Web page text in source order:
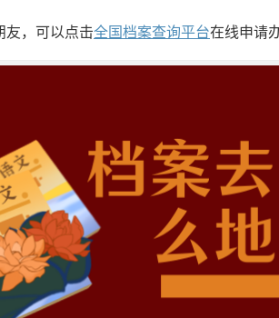
友，可以点击全国档案查询平台在线申请